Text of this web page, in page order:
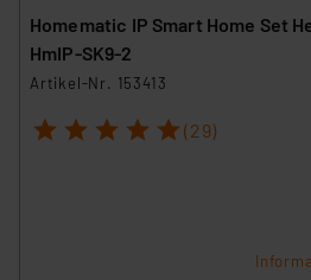
Homematic IP Smart Home Set
HmIP-SK9-2
Artikel-Nr. 153413
1 2 3 4 5 (29)